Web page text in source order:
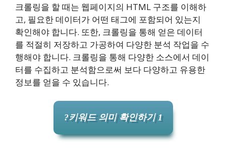
크롤링을 할 때는 웹페이지의 HTML 구조를 이해하
고, 필요한 데이터가 어떤 태그에 포함되어 있는지
확인해야 합니다. 또한, 크롤링을 통해 얻은 데이터
를 적절히 저장하고 가공하여 다양한 분석 작업을 수
행해야 합니다. 크롤링을 통해 다양한 소스에서 데이
터를 수집하고 분석함으로써 보다 다양하고 유용한
정보를 얻을 수 있습니다.
?키워드 의미 확인하기 1